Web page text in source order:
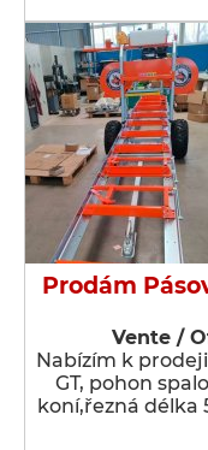
Prodám
Vente /
Nabízím k
GT, pohon
koní,řezná délka